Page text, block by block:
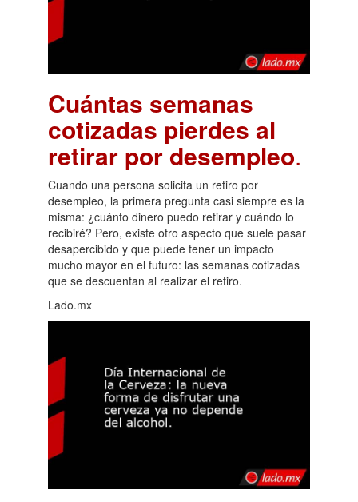
Cuántas semanas
cotizadas pierdes al
retirar por desempleo.
Cuando una persona solicita un retiro por
desempleo, la primera pregunta casi siempre es la
misma: ¿cuánto dinero puedo retirar y cuándo lo
recibiré? Pero, existe otro aspecto que suele pasar
desapercibido y que puede tener un impacto
mucho mayor en el futuro: las semanas cotizadas
que se descuentan al realizar el retiro.
Lado.mx